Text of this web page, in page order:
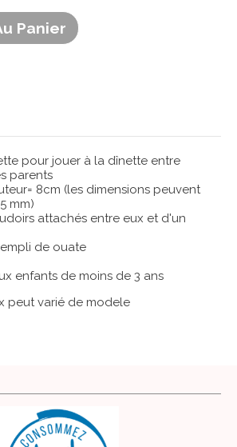
Panier
pour jouer à la dînette entre
parents
8cm (les dimensions peuvent
mm)
attachés entre eux et d'un
de ouate
enfants de moins de 3 ans
peut varié de modele